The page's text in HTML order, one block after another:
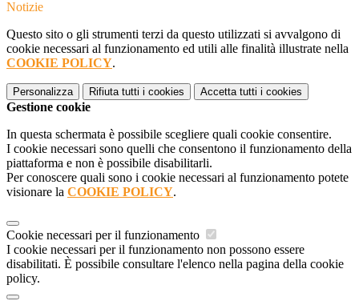
Notizie
Questo sito o gli strumenti terzi da questo utilizzati si avvalgono di
cookie necessari al funzionamento ed utili alle finalità illustrate nella
COOKIE POLICY.
Personalizza Rifiuta tutti i cookies Accetta tutti i cookies
Gestione cookie
In questa schermata è possibile scegliere quali cookie consentire.
I cookie necessari sono quelli che consentono il funzionamento della
piattaforma e non è possibile disabilitarli.
Per conoscere quali sono i cookie necessari al funzionamento potete
visionare la COOKIE POLICY.
Cookie necessari per il funzionamento
I cookie necessari per il funzionamento non possono essere
disabilitati. È possibile consultare l'elenco nella pagina della cookie
policy.